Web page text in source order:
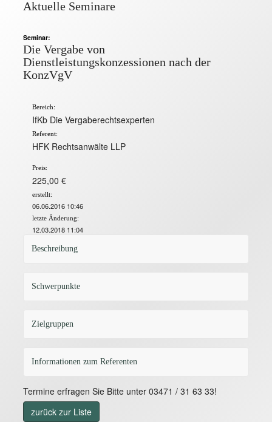
Aktuelle Seminare
Seminar:
Die Vergabe von
Dienstleistungskonzessionen nach der
KonzVgV
Bereich:
IfKb Die Vergaberechtsexperten
Referent:
HFK Rechtsanwälte LLP
Preis:
225,00 €
erstellt:
06.06.2016 10:46
letzte Änderung:
12.03.2018 11:04
Beschreibung
Schwerpunkte
Zielgruppen
Informationen zum Referenten
Termine erfragen Sie Bitte unter 03471 / 31 63 33!
zurück zur Liste